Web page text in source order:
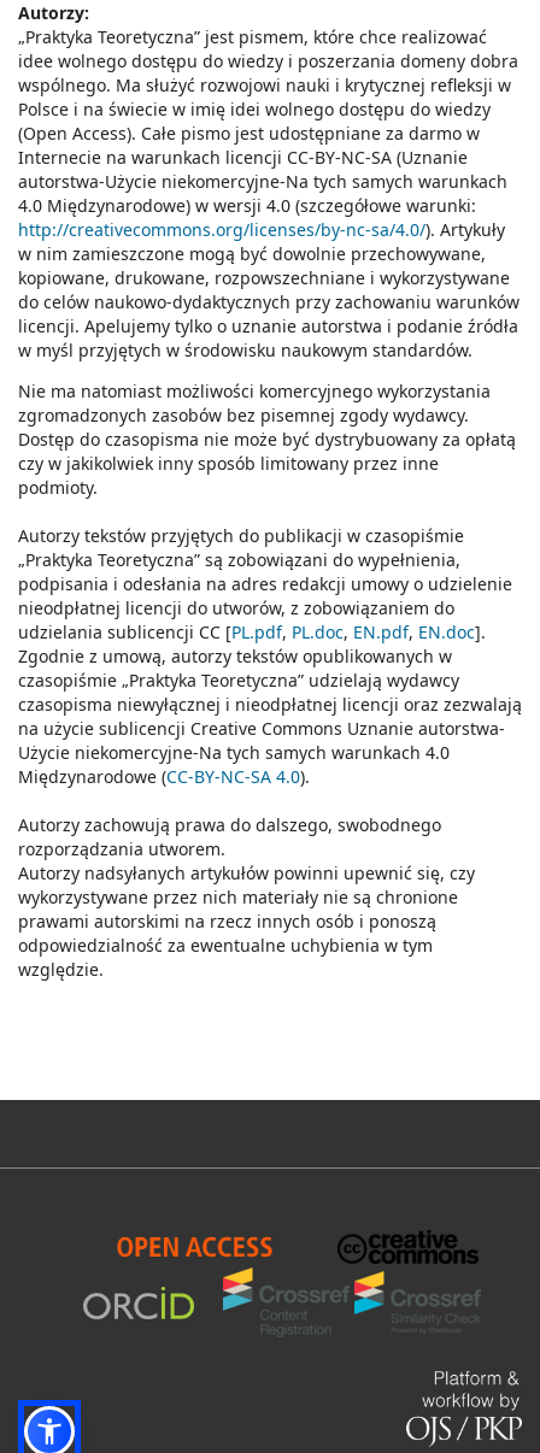
Autorzy:
„Praktyka Teoretyczna” jest pismem, które chce realizować
idee wolnego dostępu do wiedzy i poszerzania domeny dobra
wspólnego. Ma służyć rozwojowi nauki i krytycznej refleksji w
Polsce i na świecie w imię idei wolnego dostępu do wiedzy
(Open Access). Całe pismo jest udostępniane za darmo w
Internecie na warunkach licencji CC-BY-NC-SA (Uznanie
autorstwa-Użycie niekomercyjne-Na tych samych warunkach
4.0 Międzynarodowe) w wersji 4.0 (szczegółowe warunki:
http://creativecommons.org/licenses/by-nc-sa/4.0/). Artykuły
w nim zamieszczone mogą być dowolnie przechowywane,
kopiowane, drukowane, rozpowszechniane i wykorzystywane
do celów naukowo-dydaktycznych przy zachowaniu warunków
licencji. Apelujemy tylko o uznanie autorstwa i podanie źródła
w myśl przyjętych w środowisku naukowym standardów.
Nie ma natomiast możliwości komercyjnego wykorzystania
zgromadzonych zasobów bez pisemnej zgody wydawcy.
Dostęp do czasopisma nie może być dystrybuowany za opłatą
czy w jakikolwiek inny sposób limitowany przez inne
podmioty.
Autorzy tekstów przyjętych do publikacji w czasopiśmie
„Praktyka Teoretyczna” są zobowiązani do wypełnienia,
podpisania i odesłania na adres redakcji umowy o udzielenie
nieodpłatnej licencji do utworów, z zobowiązaniem do
udzielania sublicencji CC [PL.pdf, PL.doc, EN.pdf, EN.doc].
Zgodnie z umową, autorzy tekstów opublikowanych w
czasopiśmie „Praktyka Teoretyczna” udzielają wydawcy
czasopisma niewyłącznej i nieodpłatnej licencji oraz zezwalają
na użycie sublicencji Creative Commons Uznanie autorstwa-
Użycie niekomercyjne-Na tych samych warunkach 4.0
Międzynarodowe (CC-BY-NC-SA 4.0).
Autorzy zachowują prawa do dalszego, swobodnego
rozporządzania utworem.
Autorzy nadsyłanych artykułów powinni upewnić się, czy
wykorzystywane przez nich materiały nie są chronione
prawami autorskimi na rzecz innych osób i ponoszą
odpowiedzialność za ewentualne uchybienia w tym
względzie.